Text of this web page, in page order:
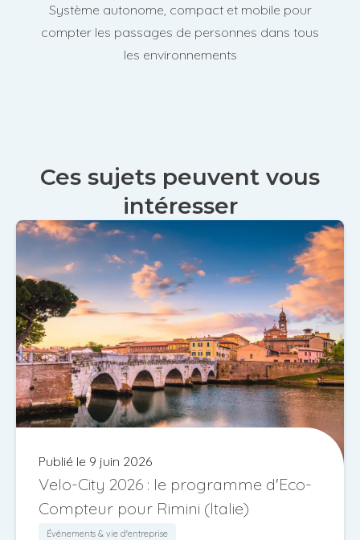
Enlever de ma liste
Voir ma liste
Enlever de ma liste
Voir ma liste
Système autonome, compact et mobile pour
compter les passages de personnes dans tous
les environnements
Enlever de ma liste
Voir ma liste
Ces sujets peuvent vous
intéresser
Publié le 9 juin 2026
Velo-City 2026 : le programme d'Eco-
Compteur pour Rimini (Italie)
Événements & vie d'entreprise